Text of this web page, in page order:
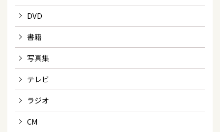
DVD
書籍
写真集
テレビ
ラジオ
CM